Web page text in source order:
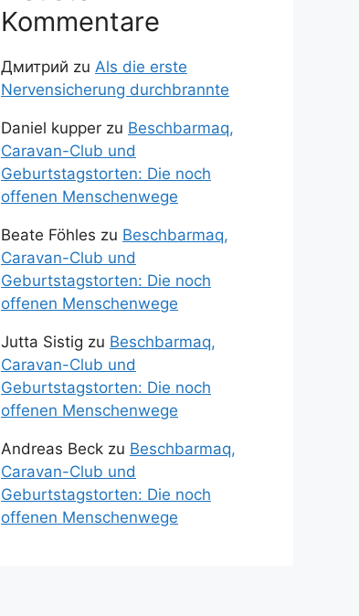
Kommentare
Дмитрий zu Als die erste
Nervensicherung durchbrannte
Daniel kupper zu Beschbarmaq,
Caravan-Club und
Geburtstagstorten: Die noch
offenen Menschenwege
Beate Föhles zu Beschbarmaq,
Caravan-Club und
Geburtstagstorten: Die noch
offenen Menschenwege
Jutta Sistig zu Beschbarmaq,
Caravan-Club und
Geburtstagstorten: Die noch
offenen Menschenwege
Andreas Beck zu Beschbarmaq,
Caravan-Club und
Geburtstagstorten: Die noch
offenen Menschenwege